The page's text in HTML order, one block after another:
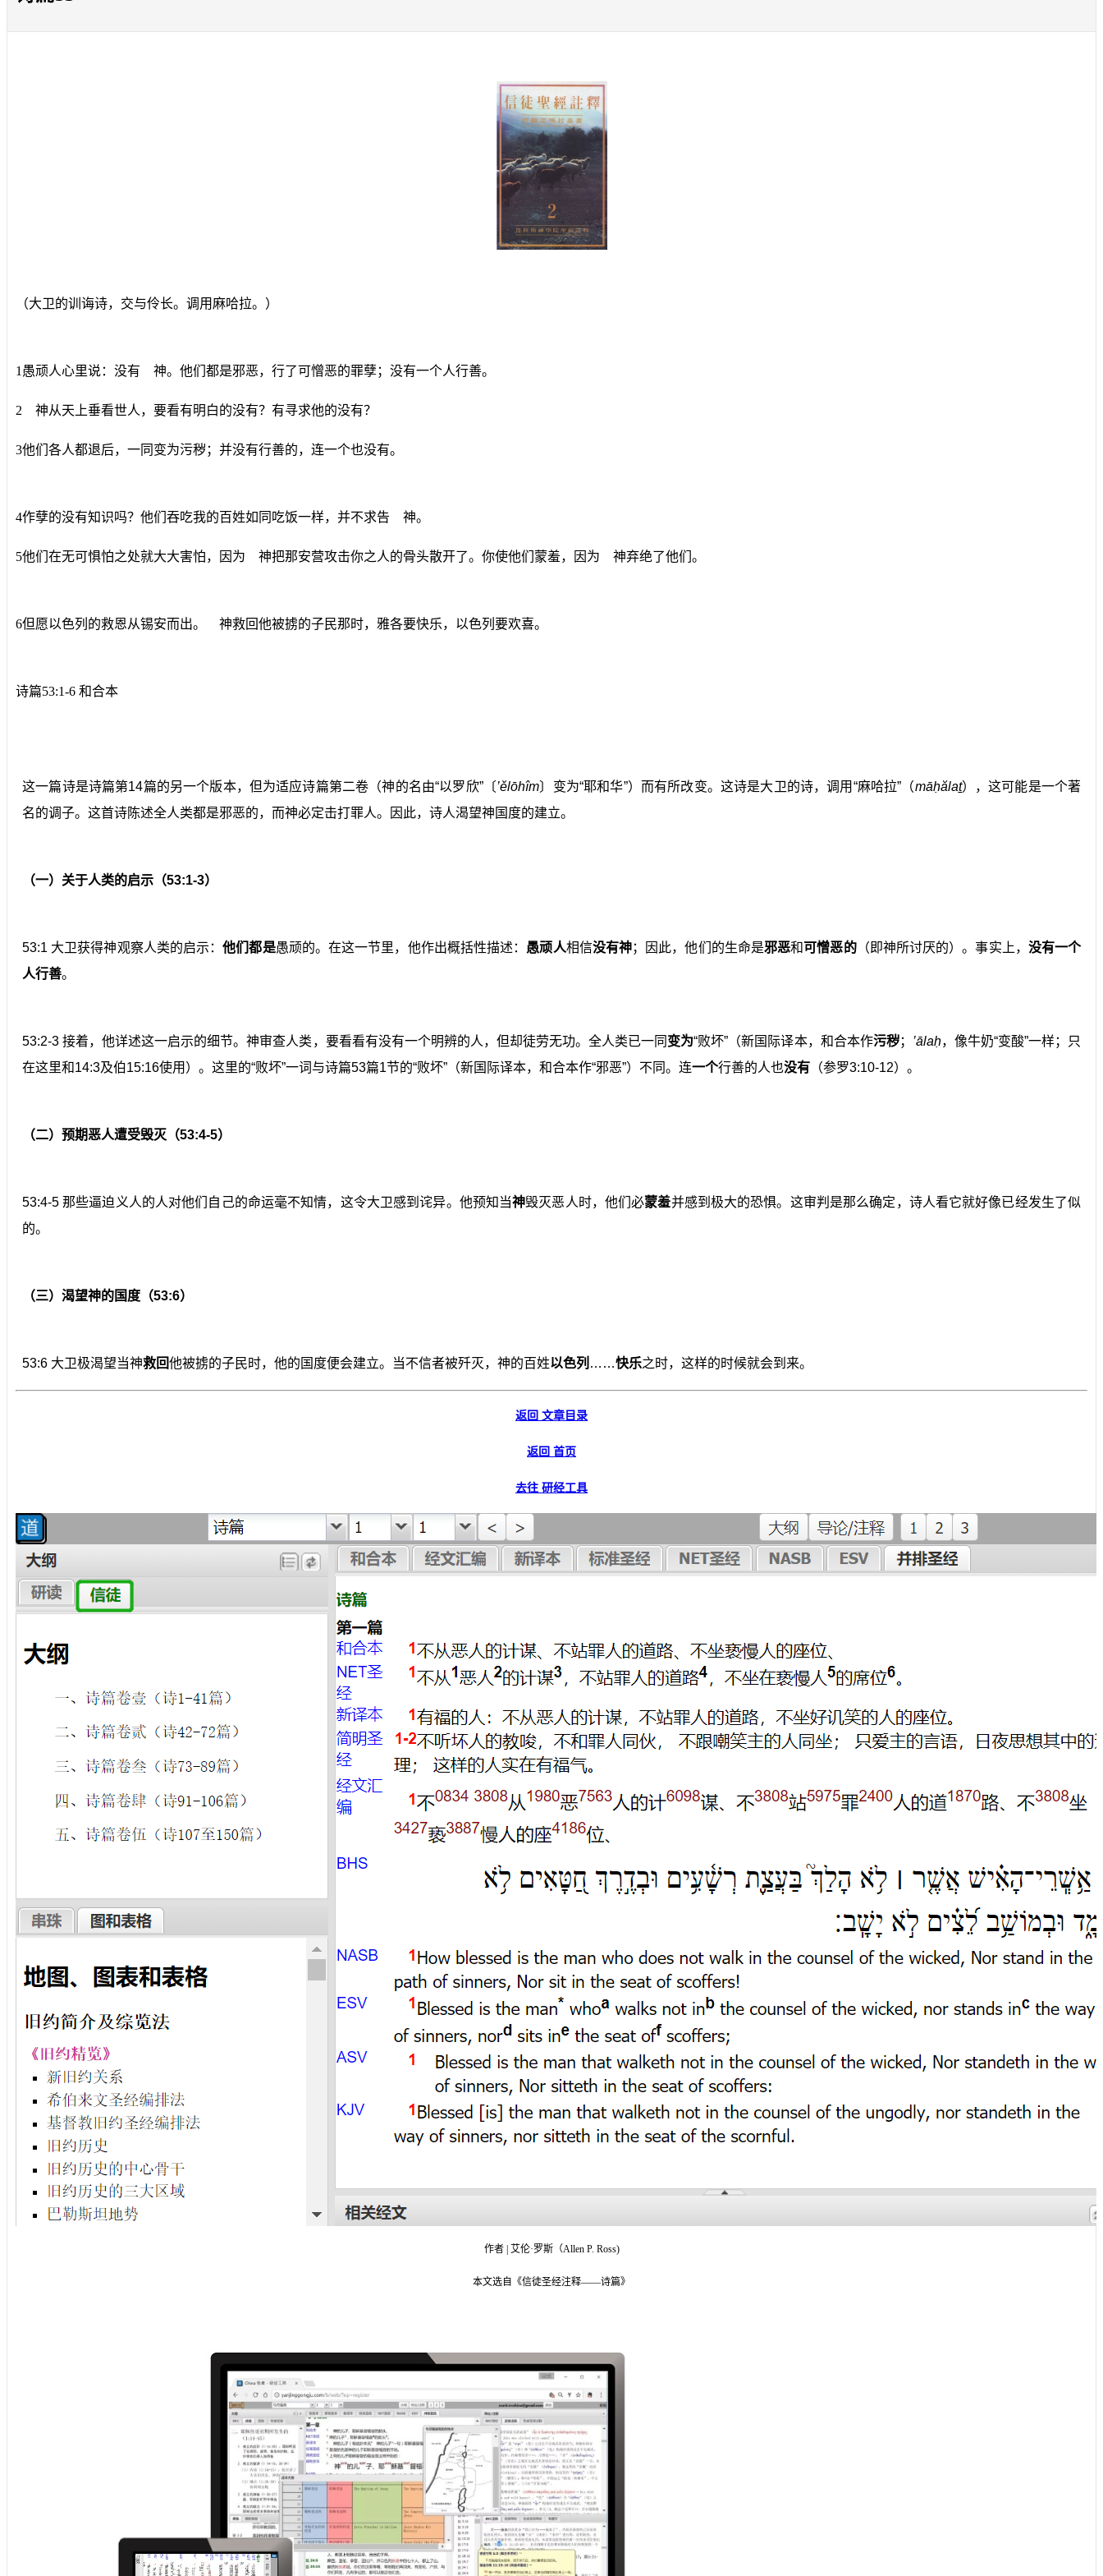
（大卫的训诲诗，交与伶长。调用麻哈拉。）
1愚顽人心里说：没有 神。他们都是邪恶，行了可憎恶的罪孽；没有一个人行善。
2 神从天上垂看世人，要看有明白的没有？有寻求他的没有？
3他们各人都退后，一同变为污秽；并没有行善的，连一个也没有。
4作孽的没有知识吗？他们吞吃我的百姓如同吃饭一样，并不求告 神。
5他们在无可惧怕之处就大大害怕，因为 神把那安营攻击你之人的骨头散开了。你使他们蒙羞，因为 神弃绝了他们。
6但愿以色列的救恩从锡安而出。 神救回他被掳的子民那时，雅各要快乐，以色列要欢喜。
诗篇53:1-6 和合本
这一篇诗是诗篇第14篇的另一个版本，但为适应诗篇第二卷（神的名由“以罗欣”〔’ělōhîm〕变为“耶和华”）而有所改变。这诗是大卫的诗，调用“麻哈拉”（māḥălaṯ），这可能是一个著
名的调子。这首诗陈述全人类都是邪恶的，而神必定击打罪人。因此，诗人渴望神国度的建立。
（一）关于人类的启示（53:1-3）
53:1 大卫获得神观察人类的启示：他们都是愚顽的。在这一节里，他作出概括性描述： 愚顽人相信没有神；因此，他们的生命是邪恶和可憎恶的（即神所讨厌的）。事实上， 没有一个
人行善。
53:2-3 接着，他详述这一启示的细节。神审查人类，要看看有没有一个明辨的人，但却徒劳无功。全人类已一同 变为“败坏”（新国际译本，和合本作污秽； ’ālaḥ，像牛奶“变酸”一样；只
在这里和14:3及伯15:16使用）。这里的“败坏”一词与诗篇53篇1节的“败坏”（新国际译本，和合本作“邪恶”）不同。连一个行善的人也没有 （参罗3:10-12）。
（二）预期恶人遭受毁灭（53:4-5）
53:4-5 那些逼迫义人的人对他们自己的命运毫不知情，这令大卫感到诧异。他预知当神毁灭恶人时，他们必蒙羞并感到极大的恐惧。这审判是那么确定，诗人看它就好像已经发生了似
的。
（三）渴望神的国度（53:6）
53:6 大卫极渴望当神救回他被掳的子民时，他的国度便会建立。当不信者被歼灭，神的百姓以色列 ……快乐之时，这样的时候就会到来。
返回 文章目录
返回 首页
去往 研经工具
作者 | 艾伦·罗斯（Allen P. Ross)
本文选自《信徒圣经注释——诗篇》